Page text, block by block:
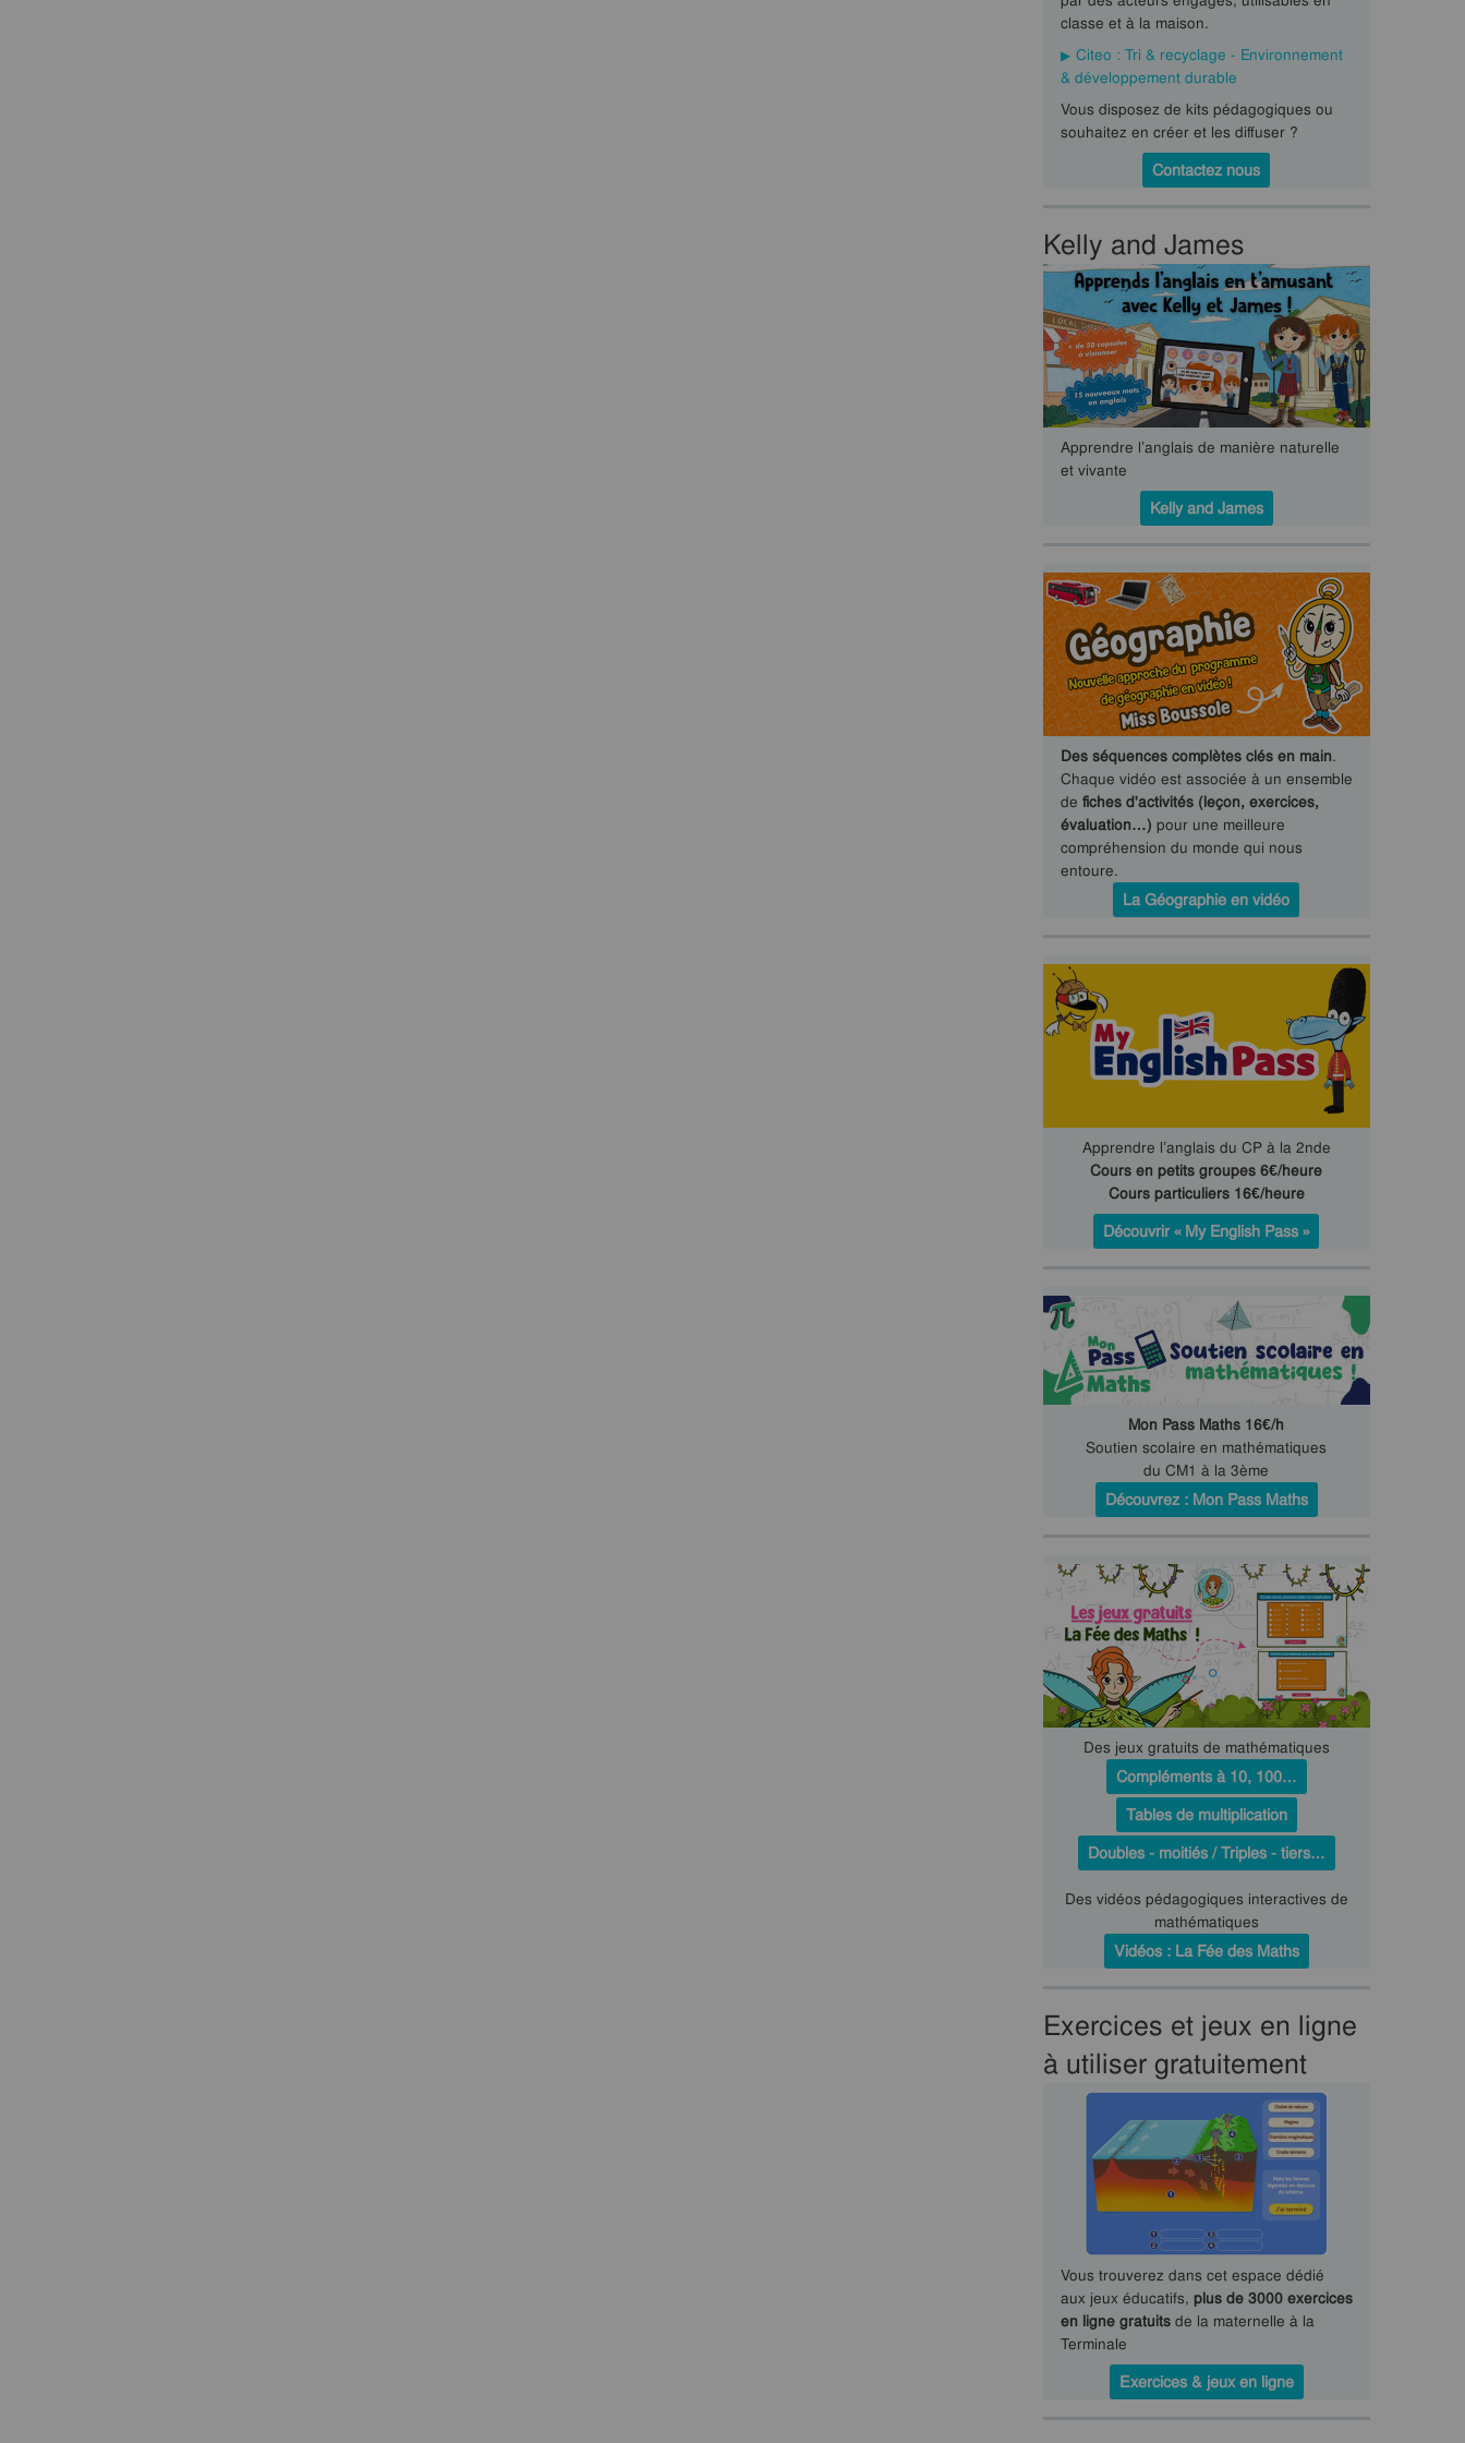
classe et à la maison.
Citeo : Tri & recyclage - Environnement
& développement durable
Vous disposez de kits pédagogiques ou
souhaitez en créer et les diffuser ?
Contactez nous
Kelly and James
Apprendre l’anglais de manière naturelle
et vivante
Kelly and James
Des séquences complètes clés en main.
Chaque vidéo est associée à un ensemble
de fiches d'activités (leçon, exercices,
évaluation…) pour une meilleure
compréhension du monde qui nous
entoure.
La Géographie en vidéo
Apprendre l’anglais du CP à la 2nde
Cours en petits groupes 6€/heure
Cours particuliers 16€/heure
Découvrir « My English Pass »
Mon Pass Maths 16€/h
Soutien scolaire en mathématiques
du CM1 à la 3ème
Découvrez : Mon Pass Maths
Des jeux gratuits de mathématiques
Compléments à 10, 100…
Tables de multiplication
Doubles - moitiés / Triples - tiers…
Des vidéos pédagogiques interactives de
mathématiques
Vidéos : La Fée des Maths
Exercices et jeux en ligne
à utiliser gratuitement
Vous trouverez dans cet espace dédié
aux jeux éducatifs, plus de 3000 exercices
en ligne gratuitsde la maternelle à la
Terminale
Exercices & jeux en ligne